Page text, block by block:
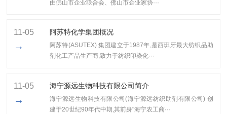
由佛山市企业联合会、佛山市企业家协···
11-05
→
阿苏特化学集团概况
阿苏特(ASUTEX) 集团建立于1987年,是西班牙最大纺织品助
剂化工产品生产商,致力于纺织印染化···
11-05
→
海宁源远生物科技有限公司简介
海宁源远生物科技有限公司(海宁源远纺织助剂有限公司) 创
建于20世纪90年代中期,其前身"海宁农工商···